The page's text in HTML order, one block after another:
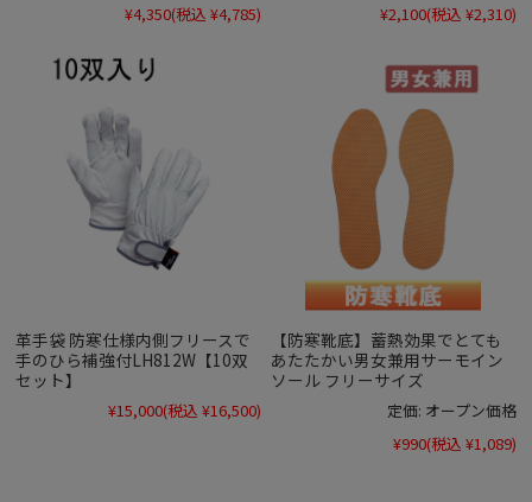
¥4,350(税込 ¥4,785)
¥2,100(税込 ¥2,310)
革手袋 防寒仕様内側フリースで
手のひら補強付LH812W【10双
セット】
¥15,000(税込 ¥16,500)
【防寒靴底】蓄熱効果でとても
あたたかい男女兼用サーモイン
ソール フリーサイズ
定価: オープン価格
¥990(税込 ¥1,089)